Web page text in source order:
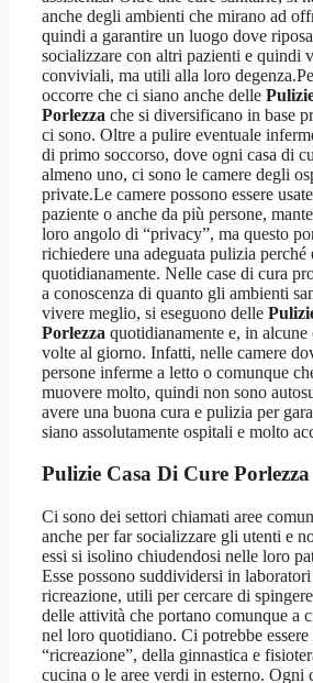
anche degli ambienti che mirano ad
quindi a garantire un luogo dove
socializzare con altri pazienti e quindi
conviviali, ma utili alla loro
occorre che ci siano anche delle
Porlezza che si diversificano in base
ci sono. Oltre a pulire eventuale
di primo soccorso, dove ogni casa di
almeno uno, ci sono le camere degli
private.Le camere possono essere
paziente o anche da più persone,
loro angolo di “privacy”, ma questo
richiedere una adeguata pulizia perché
quotidianamente. Nelle case di cura
a conoscenza di quanto gli ambienti
vivere meglio, si eseguono delle
Porlezza quotidianamente e, in alcune
volte al giorno. Infatti, nelle camere
persone inferme a letto o comunque
muovere molto, quindi non sono
avere una buona cura e pulizia per
siano assolutamente ospitali e molto
Pulizie Casa Di Cure Porlezza
Ci sono dei settori chiamati aree
anche per far socializzare gli utenti e
essi si isolino chiudendosi nelle loro
Esse possono suddividersi in
ricreazione, utili per cercare di
delle attività che portano comunque a
nel loro quotidiano. Ci potrebbe essere
“ricreazione”, della ginnastica e
cucina o le aree verdi in esterno. Ogni